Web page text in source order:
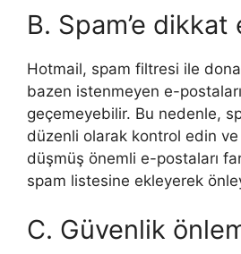
B. Spam’e dikkat
Hotmail, spam filtresi ile
bazen istenmeyen e-
geçemeyebilir. Bu nedenle,
düzenli olarak kontrol edin ve
düşmüş önemli e-postaları
spam listesine ekleyerek
C. Güvenlik